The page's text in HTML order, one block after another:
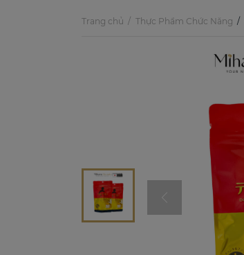
Trang chủ Thực Phẩm Chức Năng